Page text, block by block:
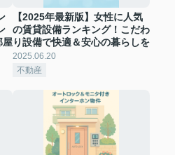
屋
【2025年最新版】女性に人気
の賃貸設備ランキング！こだわ
り設備で快適＆安心の暮らしを
2025.06.20
不動産